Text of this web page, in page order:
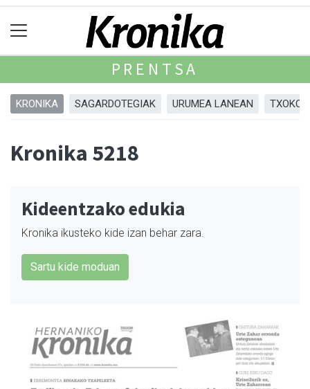
PRENTSA
KRONIKA SAGARDOTEGIAK URUMEA LANEAN
Kronika 5218
Kideentzako edukia
Kronika ikusteko kide izan behar zara.
Sartu kide moduan